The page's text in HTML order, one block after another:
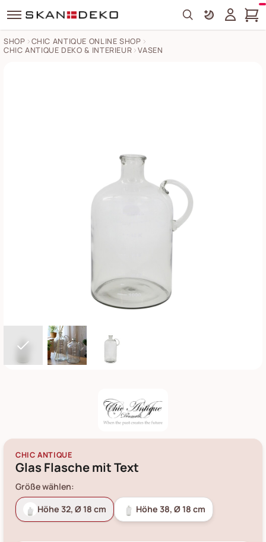
Search
SHOP
CHIC ANTIQUE ONLINE SHOP
CHIC ANTIQUE DEKO & INTERIEUR
VASEN
CHIC ANTIQUE
Glas Flasche mit Text
Größe wählen:
Höhe 32, Ø 18 cm Höhe 38, Ø 18 cm